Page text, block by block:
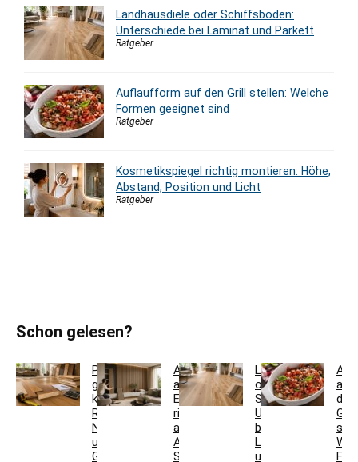
Landhausdiele oder Schiffsboden:
Unterschiede bei Laminat und Parkett
Ratgeber
Auflaufform auf den Grill stellen: Welche
Formen geeignet sind
Ratgeber
Kosmetikspiegel richtig montieren: Höhe,
Abstand, Position und Licht
Ratgeber
Schon gelesen?
Parkett
günstig
kaufen:
Restposten,
Nutzschicht
und
Gesamtkosten
Akustikpaneele
aus
Eiche
richtig
auswählen:
Aufbau,
Schallwirkung
Landhausdiele
oder
Schiffsboden:
Unterschiede
bei
Laminat
und
auf
den
Grill